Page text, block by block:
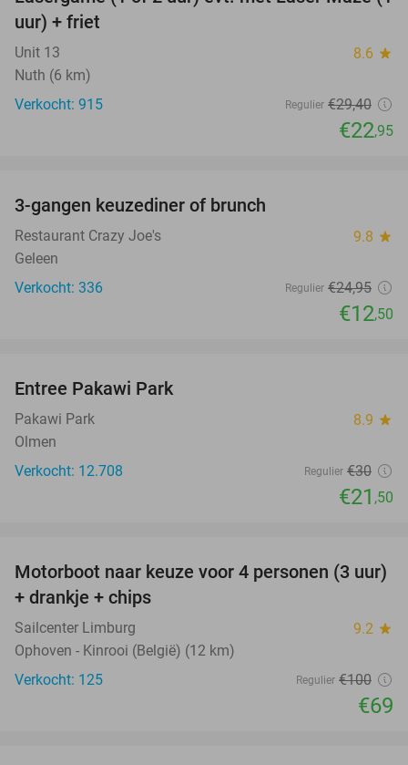
uur) + friet
Unit 13 8.6 star
Nuth (6 km)
Verkocht: 915
Regulier €29,40
€22,95
3-gangen keuzediner of brunch
Restaurant Crazy Joe's 9.8 star
Geleen
Verkocht: 336
Regulier €24,95
€12,50
Entree Pakawi Park
Pakawi Park 8.9 star
Olmen
Verkocht: 12.708
Regulier €30
€21 ,50
31%
Motorboot naar keuze voor 4 personen (3 uur)
+ drankje + chips
Sailcenter Limburg 9.2 star
Ophoven - Kinrooi (België) (12 km)
Verkocht: 125
Regulier €100
€69